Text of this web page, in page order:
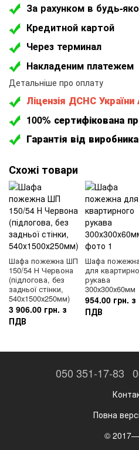
За рахунком в будь-
Кредитной картой
Через терминал
Накладеним платежем
Детальніше про оплату
Ліцензія ДСНС України
100% сертифікована
Гарантія від
Схожі товари
Шафа пожежна ШП
150/54 Н Червона
(підлогова, без
задньої стінки,
540х1500х250мм)
3 906.00 грн. з
ПДВ
Шафа пожежна
для
рукава
300х300х60мм
954.00 грн. з
ПДВ
050 351-17-83
Повна
©